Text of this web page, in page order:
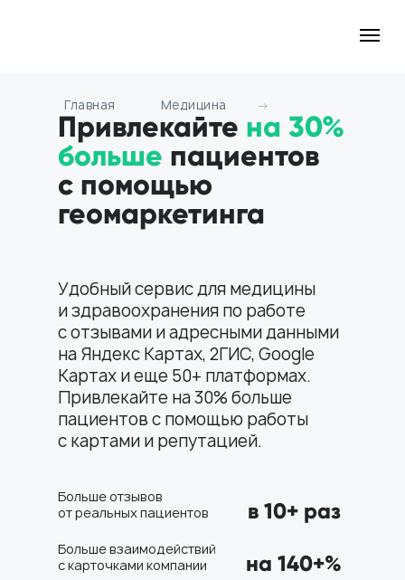
Привлекайте на 30%
больше пациентов
с помощью
геомаркетинга
Удобный сервис для медицины
и здравоохранения по работе
с отзывами и адресными данными
на Яндекс Картах, 2ГИС, Google
Картах и еще 50+ платформах.
Привлекайте на 30% больше
пациентов с помощью работы
с картами и репутацией.
Больше отзывов
от реальных пациентов
в 10+ раз
Больше взаимодействий
с карточками компании
на 140+%
Медицина
Главная →